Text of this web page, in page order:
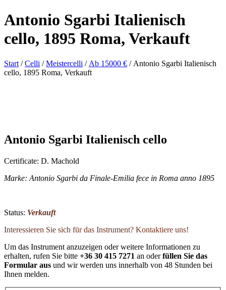
Antonio Sgarbi Italienisch
cello, 1895 Roma, Verkauft
Start /Celli /Meistercelli / Ab 15000 € / Antonio Sgarbi Italienisch
cello, 1895 Roma, Verkauft
Antonio Sgarbi Italienisch cello
Certificate: D. Machold
Marke: Antonio Sgarbi da Finale-Emilia fece in Roma anno 1895
Status: Verkauft
Interessieren Sie sich für das Instrument? Kontaktiere uns!
Um das Instrument anzuzeigen oder weitere Informationen zu
erhalten, rufen Sie bitte +36 30 415 7271 an oderfüllen Sie das
Formular aus und wir werden uns innerhalb von 48 Stunden bei
Ihnen melden.